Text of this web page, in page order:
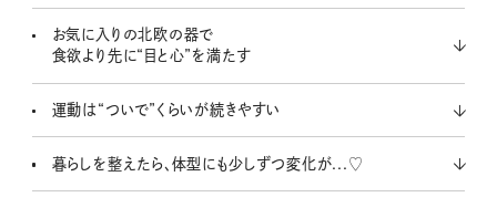
お気に入りの北欧の器で
食欲より先に“目と心”を満たす
運動は“ついで”くらいが続きやすい
暮らしを整えたら、体型にも少しずつ変化が...♡